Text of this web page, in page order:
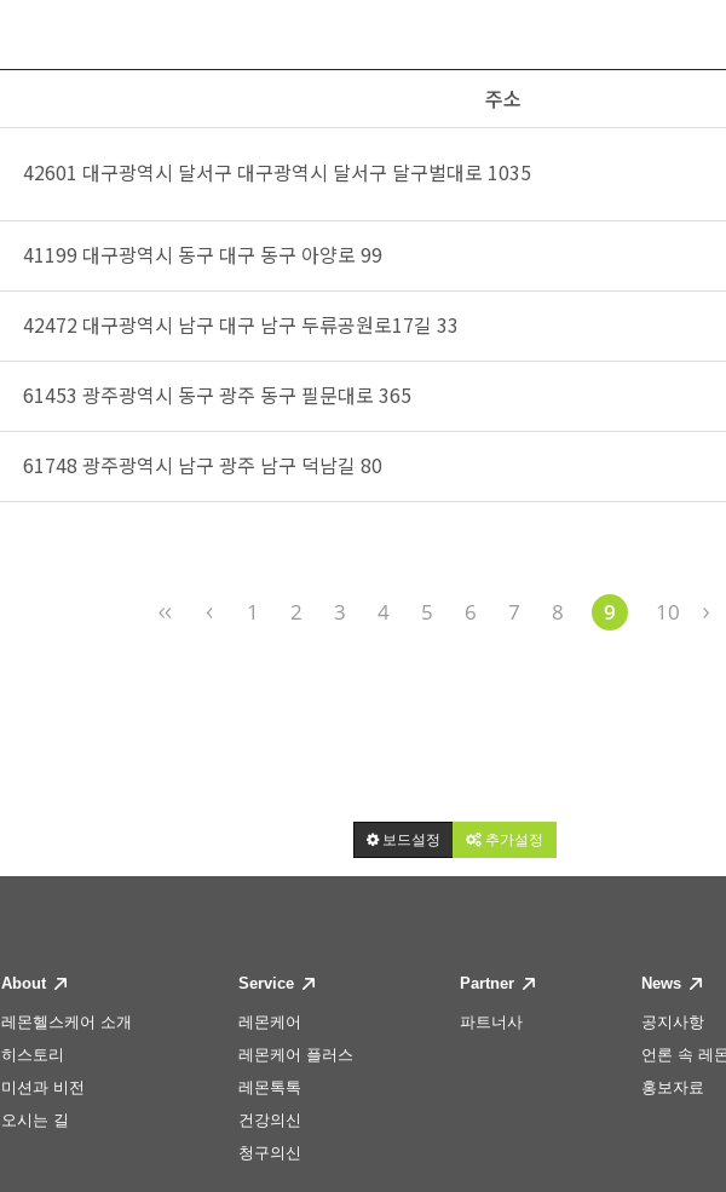
주소
42601 대구광역시 달서구 대구광역시 달서구 달구벌대로 1035
41199 대구광역시 동구 대구 동구 아양로 99
42472 대구광역시 남구 대구 남구 두류공원로17길 33
61453 광주광역시 동구 광주 동구 필문대로 365
61748 광주광역시 남구 광주 남구 덕남길 80
1 2 3 4 5 6 7 8 9 10
보드설정 추가설정
About
레몬헬스케어 소개
히스토리
미션과 비전
오시는 길
Service
레몬케어
레몬케어 플러스
레몬톡톡
건강의신
청구의신
Partner
파트너사
News
공지사항
언론 속 레
홍보자료